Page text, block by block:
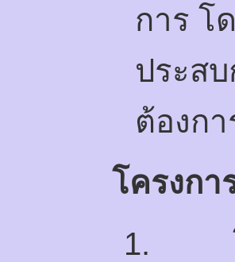
การ โ
ประส
ต้องก
โครงก
1.